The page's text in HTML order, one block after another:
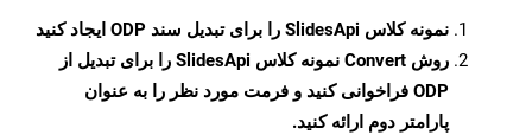
نمونه کلاس SlidesApi را برای تبدیل سند ODP ایجاد کنید
روش Convert
نمونه کلاس SlidesApi را برای تبدیل از
ODP فراخوانی کنید و فرمت مورد نظر را به عنوان
پارامتر دوم ارائه کنید.